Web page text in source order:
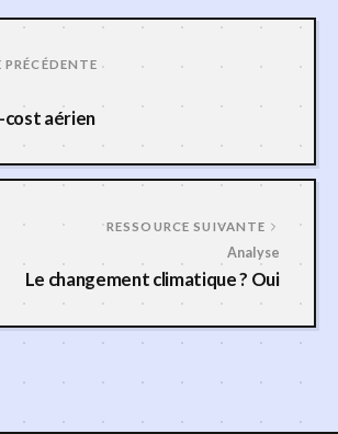
PRÉCÉDENTE
aérien
RESSOURCE SUIVANTE
Analyse
Le changement climatique ? Oui